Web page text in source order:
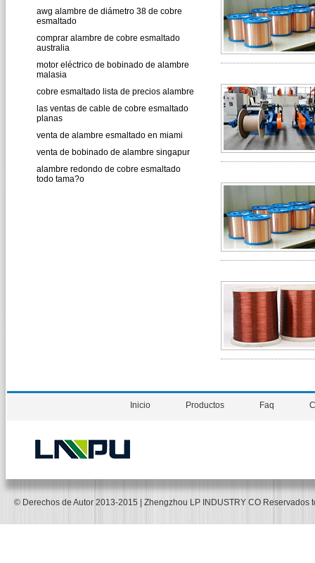
awg alambre de diámetro 38 de cobre
esmaltado
comprar alambre de cobre esmaltado
australia
motor eléctrico de bobinado de alambre
malasia
cobre esmaltado lista de precios alambre
las ventas de cable de cobre esmaltado
planas
venta de alambre esmaltado en miami
venta de bobinado de alambre singapur
alambre redondo de cobre esmaltado
todo tama?o
Inicio Productos Faq
© Derechos de Autor 2013-2015 | Zhengzhou LP INDUSTRY CO